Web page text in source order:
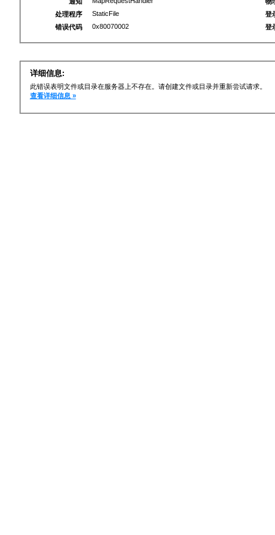
处理程序
StaticFile
错误代码
0x80070002
登
登
详细信息:
此错误表明文件或目录在服务器上不存在。请创建文件或目录并重新尝试请求。
查看详细信息 »